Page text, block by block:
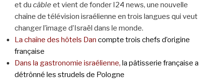
et du câble et vient de fonder I24 news, une nouvelle
chaîne de télévision israélienne en trois langues qui veut
changer l’image d’Israël dans le monde.
La chaîne des hôtels Dan compte trois chefs d’origine
française
Dans la gastronomie israélienne, la pâtisserie française a
détrônné les strudels de Pologne